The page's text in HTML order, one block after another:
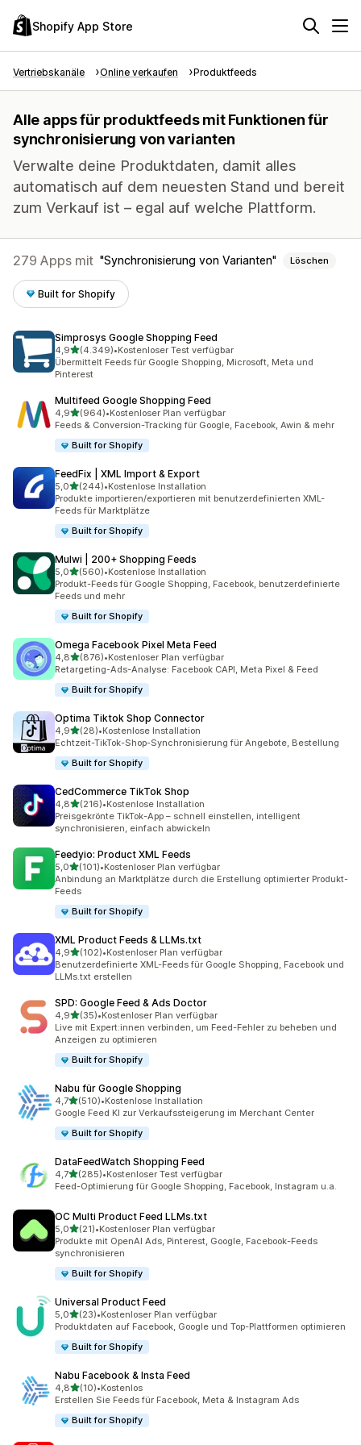
Shopify App Store
Vertriebskanäle Online verkaufen Produktfeeds
Alle apps für produktfeeds mit Funktionen für
synchronisierung von varianten
Verwalte deine Produktdaten, damit alles
automatisch auf dem neuesten Stand und bereit
zum Verkauf ist – egal auf welche Plattform.
279 Apps mit Synchronisierung von Varianten Löschen
Built for Shopify
Simprosys Google Shopping Feed
4,9von 5 Sternen
(4.349)
4349 Rezensionen insgesamt
•Kostenloser Test verfügbar
Übermittelt Feeds für Google Shopping, Microsoft, Meta und
Pinterest
Multifeed Google Shopping Feed
4,9von 5 Sternen
(964)
964 Rezensionen insgesamt
•Kostenloser Plan verfügbar
Feeds & Conversion-Tracking für Google, Facebook, Awin & mehr
Built for Shopify
FeedFix | XML Import & Export
5,0von 5 Sternen
(244)
244 Rezensionen insgesamt
•Kostenlose Installation
Produkte importieren/exportieren mit benutzerdefinierten XML-
Feeds für Marktplätze
Built for Shopify
Mulwi | 200+ Shopping Feeds
5,0von 5 Sternen
(560)
560 Rezensionen insgesamt
•Kostenlose Installation
Produkt-Feeds für Google Shopping, Facebook, benutzerdefinierte
Feeds und mehr
Built for Shopify
Omega Facebook Pixel Meta Feed
4,8von 5 Sternen
(876)
876 Rezensionen insgesamt
•Kostenloser Plan verfügbar
Retargeting-Ads-Analyse: Facebook CAPI, Meta Pixel & Feed
Built for Shopify
Optima Tiktok Shop Connector
4,9von 5 Sternen
(28)
28 Rezensionen insgesamt
•Kostenlose Installation
Echtzeit-TikTok-Shop-Synchronisierung für Angebote, Bestellung
Built for Shopify
CedCommerce TikTok Shop
4,8von 5 Sternen
(216)
216 Rezensionen insgesamt
•Kostenlose Installation
Preisgekrönte TikTok-App – schnell einstellen, intelligent
synchronisieren, einfach abwickeln
Feedyio: Product XML Feeds
5,0von 5 Sternen
(101)
101 Rezensionen insgesamt
•Kostenloser Plan verfügbar
Anbindung an Marktplätze durch die Erstellung optimierter Produkt-
Feeds
Built for Shopify
XML Product Feeds & LLMs.txt
4,9von 5 Sternen
(102)
102 Rezensionen insgesamt
•Kostenloser Plan verfügbar
Benutzerdefinierte XML-Feeds für Google Shopping, Facebook und
LLMs.txt erstellen
SPD: Google Feed & Ads Doctor
4,9von 5 Sternen
(35)
35 Rezensionen insgesamt
•Kostenloser Plan verfügbar
Live mit Expert:innen verbinden, um Feed-Fehler zu beheben und
Anzeigen zu optimieren
Built for Shopify
Nabu für Google Shopping
4,7von 5 Sternen
(510)
510 Rezensionen insgesamt
•Kostenlose Installation
Google Feed KI zur Verkaufssteigerung im Merchant Center
Built for Shopify
DataFeedWatch Shopping Feed
4,7von 5 Sternen
(285)
285 Rezensionen insgesamt
•Kostenloser Test verfügbar
Feed-Optimierung für Google Shopping, Facebook, Instagram u.a.
OC Multi Product Feed LLMs.txt
5,0von 5 Sternen
(21)
21 Rezensionen insgesamt
•Kostenloser Plan verfügbar
Produkte mit OpenAI Ads, Pinterest, Google, Facebook-Feeds
synchronisieren
Built for Shopify
Universal Product Feed
5,0von 5 Sternen
(23)
23 Rezensionen insgesamt
•Kostenloser Plan verfügbar
Produktdaten auf Facebook, Google und Top-Plattformen optimieren
Built for Shopify
Nabu Facebook & Insta Feed
4,8von 5 Sternen
(10)
10 Rezensionen insgesamt
•Kostenlos
Erstellen Sie Feeds für Facebook, Meta & Instagram Ads
Built for Shopify